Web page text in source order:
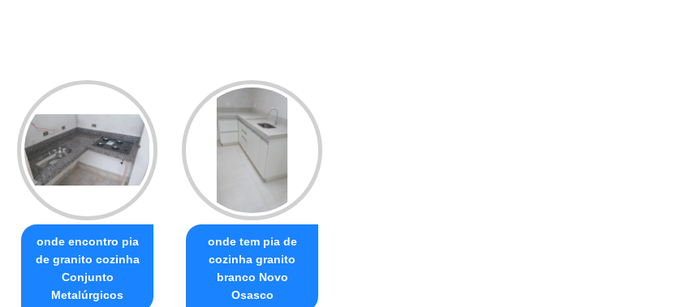
onde encontro pia
de granito cozinha
Conjunto
Metalúrgicos
onde tem pia de
cozinha granito
branco Novo
Osasco